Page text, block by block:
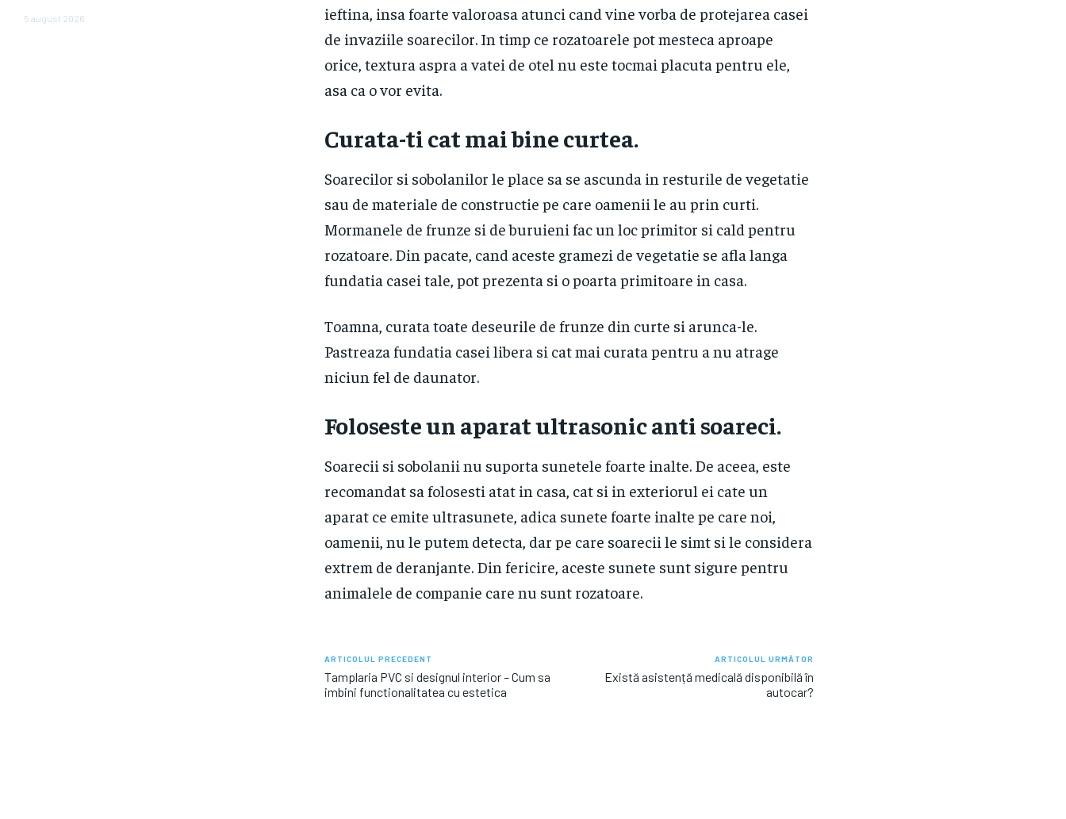
5 august 2026
ieftina, insa foarte valoroasa atunci cand vine vorba de protejarea casei
de invaziile soarecilor. In timp ce rozatoarele pot mesteca aproape
orice, textura aspra a vatei de otel nu este tocmai placuta pentru ele,
asa ca o vor evita.
​Curata-ti cat mai bine curtea.
Soarecilor si sobolanilor le place sa se ascunda in resturile de vegetatie
sau de materiale de constructie pe care oamenii le au prin curti.
Mormanele de frunze si de buruieni fac un loc primitor si cald pentru
rozatoare. Din pacate, cand aceste gramezi de vegetatie se afla langa
fundatia casei tale, pot prezenta si o poarta primitoare in casa.
Toamna, curata toate deseurile de frunze din curte si arunca-le.
Pastreaza fundatia casei libera si cat mai curata pentru a nu atrage
niciun fel de daunator.
​Foloseste un aparat ultrasonic anti soareci.
Soarecii si sobolanii nu suporta sunetele foarte inalte. De aceea, este
recomandat sa folosesti atat in casa, cat si in exteriorul ei cate un
aparat ce emite ultrasunete, adica sunete foarte inalte pe care noi,
oamenii, nu le putem detecta, dar pe care soarecii le simt si le considera
extrem de deranjante. Din fericire, aceste sunete sunt sigure pentru
animalele de companie care nu sunt rozatoare.
ARTICOLUL PRECEDENT
Tamplaria PVC si designul interior – Cum sa
imbini functionalitatea cu estetica
ARTICOLUL URMĂTOR
Există asistență medicală disponibilă în
autocar?